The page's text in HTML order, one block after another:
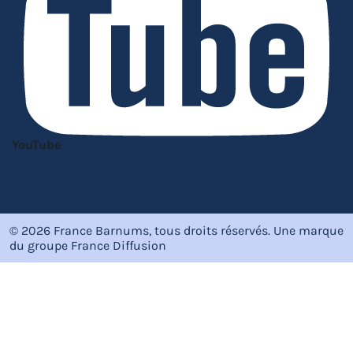
YouTube
© 2026 France Barnums, tous droits réservés. Une marque
du groupe France Diffusion